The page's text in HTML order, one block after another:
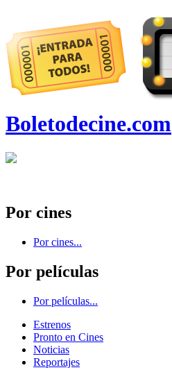
Boletodecine.com
Por cines
Por cines...
Por películas
Por películas...
Estrenos
Pronto en Cines
Noticias
Reportajes